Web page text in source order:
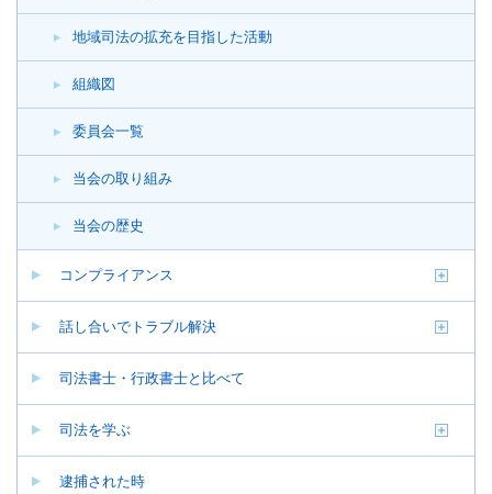
地域司法の拡充を目指した活動
組織図
委員会一覧
当会の取り組み
当会の歴史
コンプライアンス
話し合いでトラブル解決
司法書士・行政書士と比べて
司法を学ぶ
逮捕された時